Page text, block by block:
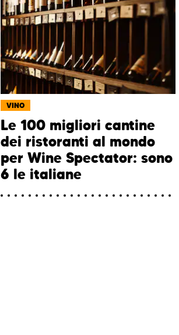
VINO
Le 100 migliori cantine
dei ristoranti al mondo
per Wine Spectator: sono
6 le italiane